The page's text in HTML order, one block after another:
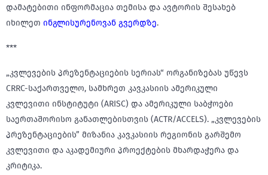
დამატებითი ინფორმაცია თემისა და ავტორის შესახებ
იხილეთ ინგლისურენოვან გვერდზე.
***
„კვლევების პრეზენტაციების სერიას“ ორგანიზებას უწევს
CRRC-საქართველო, სამხრეთ კავკასიის ამერიკული
კვლევითი ინსტიტუტი (ARISC) და ამერიკული საბჭოები
საერთაშორისო განათლებისთვის (ACTR/ACCELS). „კვლევების
პრეზენტაციების” მიზანია კავკასიის რეგიონის გარშემო
კვლევითი და აკადემიური პროექტების მხარდაჭერა და
კრიტიკა.